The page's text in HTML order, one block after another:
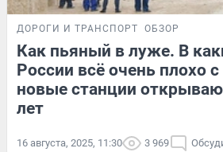
ДОРОГИ И ТРАНСПОРТ ОБЗОР
Как пьяный в луже. В
России всё очень плохо
новые станции
лет
16 августа, 2025, 11:30 3 969